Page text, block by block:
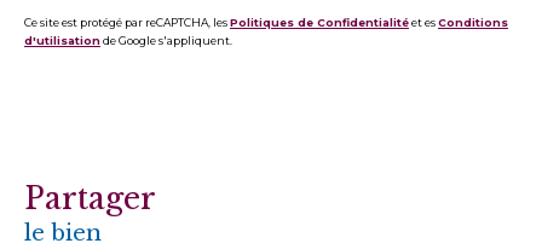
Ce site est protégé par reCAPTCHA, lesPolitiques de Confidentialitéet esConditions
d'utilisationde Google s'appliquent.
partager
le bien